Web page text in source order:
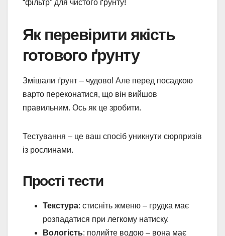
“фільтр” для чистого ґрунту!
Як перевірити якість
готового ґрунту
Змішали ґрунт – чудово! Але перед посадкою
варто переконатися, що він вийшов
правильним. Ось як це зробити.
Тестування – це ваш спосіб уникнути сюрпризів
із рослинами.
Прості тести
Текстура: стисніть жменю – грудка має
розпадатися при легкому натиску.
Вологість: полийте водою – вона має